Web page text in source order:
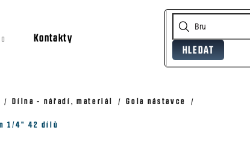
Kontakty
HLEDAT
Dílna - nářadí, materiál Gola nástavce
1/4” 42 dílů
Doporučujeme